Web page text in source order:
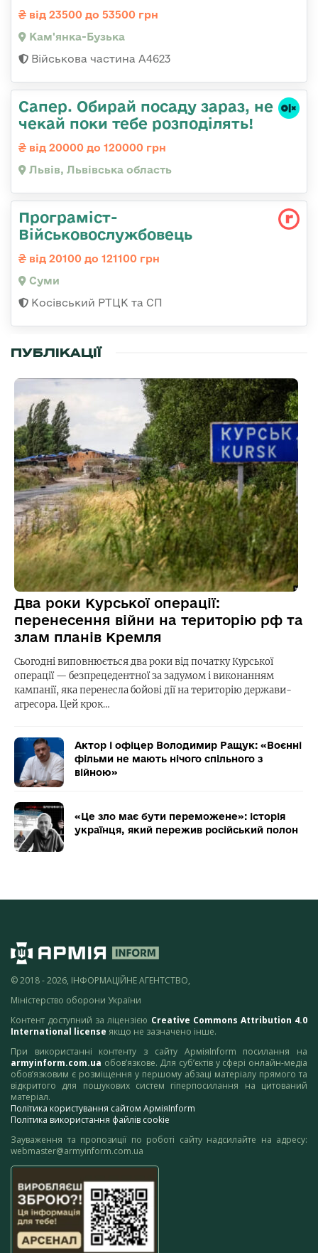
від 23500 до 53500 грн
Кам'янка-Бузька
Військова частина А4623
Сапер. Обирай посаду зараз, не
чекай поки тебе розподілять!
від 20000 до 120000 грн
Львів, Львівська область
Програміст-
Військовослужбовець
від 20100 до 121100 грн
Суми
Косівський РТЦК та СП
ПУБЛІКАЦІЇ
Два роки Курської операції:
перенесення війни на територію рф та
злам планів Кремля
Сьогодні виповнюється два роки від початку Курської
операції — безпрецедентної за задумом і виконанням
кампанії, яка перенесла бойові дії на територію держави-
агресора. Цей крок…
Актор і офіцер Володимир Ращук: «Воєнні
фільми не мають нічого спільного з
війною»
«Це зло має бути переможене»: історія
українця, який пережив російський полон
© 2018 - 2026, ІНФОРМАЦІЙНЕ АГЕНТСТВО,
Міністерство оборони України
Контент доступний за ліцензією Creative Commons Attribution 4.0
International license якщо не зазначено інше.
При використанні контенту з сайту АрміяInform посилання на
armyinform.com.ua обов’язкове. Для суб’єктів у сфері онлайн-медіа
обов’язковим є розміщення у першому абзаці матеріалу прямого та
відкритого для пошукових систем гіперпосилання на цитований
матеріал.
Політика користування сайтом АрміяInform
Політика використання файлів cookie
Зауваження та пропозиції по роботі сайту надсилайте на адресу:
webmaster@armyinform.com.ua